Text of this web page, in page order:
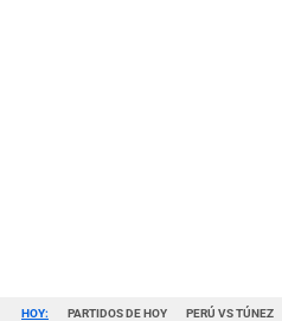
HOY: PARTIDOS DE HOY PERÚ VS TÚNEZ